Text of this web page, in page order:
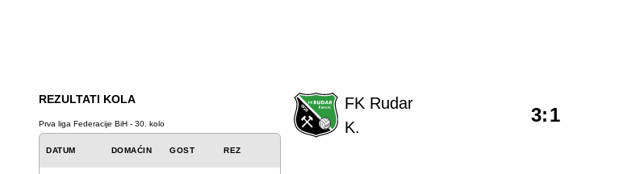
REZULTATI KOLA
Prva liga Federacije BiH - 30. kolo
DATUM DOMAĆIN GOST REZ
FK Rudar
K.
3:1